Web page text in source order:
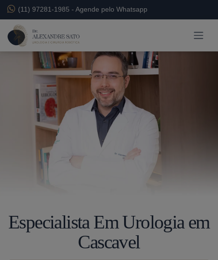
(11) 97281-1985 - Agende pelo Whatsapp
Especialista Em Urologia em
Cascavel